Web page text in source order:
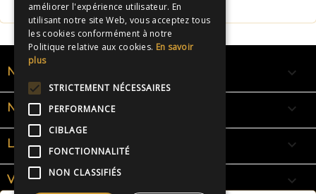
NOS RUBANS 
NOS BRACELETS 
LA SIGNIFICATION DES COULEURS 
VOTRE COMPTE 
améliorer l'expérience utilisateur. En
utilisant notre site Web, vous acceptez tous
les cookies conformément à notre
Politique relative aux cookies. En savoir
plus
STRICTEMENT NÉCESSAIRES
PERFORMANCE
CIBLAGE
FONCTIONNALITÉ
NON CLASSIFIÉS